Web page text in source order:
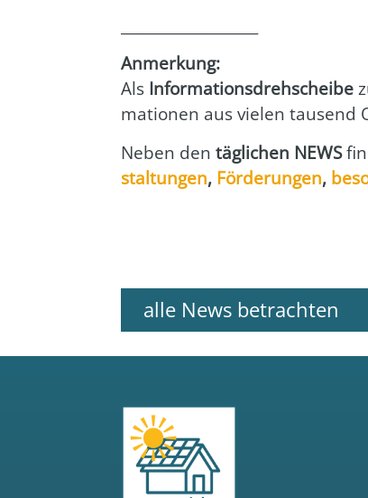
Anmer­kung:
Als Infor­ma­ti­ons­dreh­schei­be
ma­tio­nen aus vie­len tau­send
Neben dentäg­li­chen NEWS
stal­tun­gen, För­de­run­gen,
alle News betrachten